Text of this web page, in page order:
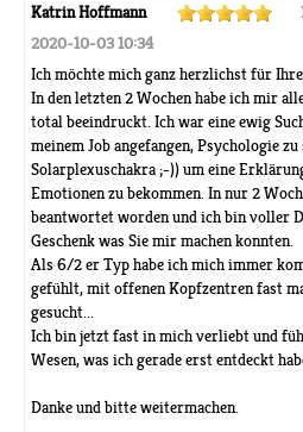
Katrin Hoffmann
2020-10-03 10:34
Ich möchte mich ganz herzlichst für
In den letzten 2 Wochen habe ich mir
total beeindruckt. Ich war eine ewig
meinem Job angefangen, Psychologie
Solarplexuschakra ;-)) um eine
Emotionen zu bekommen. In nur 2
beantwortet worden und ich bin voller
Geschenk was Sie mir machen konnten.
Als 6/2 er Typ habe ich mich immer
gefühlt, mit offenen Kopfzentren fast
gesucht...
Ich bin jetzt fast in mich verliebt und
Wesen, was ich gerade erst entdeckt
Danke und bitte weitermachen.